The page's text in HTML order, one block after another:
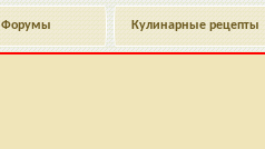
Кулинарные рецепты
Форумы